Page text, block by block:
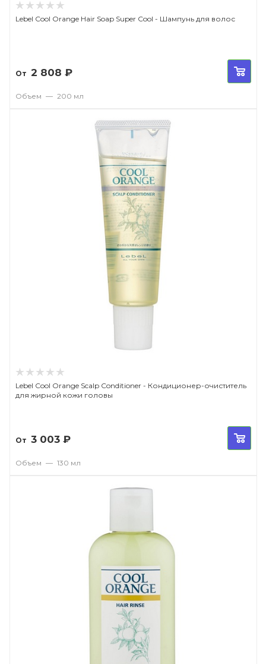
Lebel Cool Orange Hair Soap Super Cool - Шампунь для волос
От 2 808 ₽
Объем — 200 мл
Lebel Cool Orange Scalp Conditioner - Кондиционер-очиститель
для жирной кожи головы
От 3 003 ₽
Объем — 130 мл